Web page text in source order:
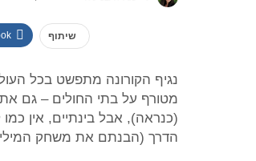
שיתוף
נגיף הקורונה מתפשט בכל
מטורף על בתי החולים – גם
(כנראה), אבל בינתיים, אין
הדרך (הבנתם את משחק